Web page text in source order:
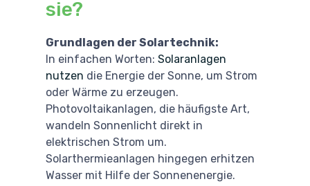
sie?
Grundlagen der Solartechnik:
In einfachen Worten:Solaranlagen
nutzen die Energie der Sonne, um Strom
oder Wärme zu erzeugen.
Photovoltaikanlagen, die häufigste Art,
wandeln Sonnenlicht direkt in
elektrischen Strom um.
Solarthermieanlagen hingegen erhitzen
Wasser mit Hilfe der Sonnenenergie.